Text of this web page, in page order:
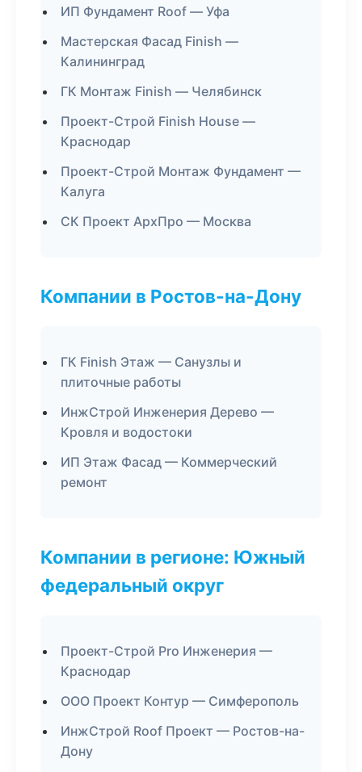
ИП Фундамент Roof — Уфа
Мастерская Фасад Finish —
Калининград
ГК Монтаж Finish — Челябинск
Проект-Строй Finish House —
Краснодар
Проект-Строй Монтаж Фундамент —
Калуга
СК Проект АрхПро — Москва
Компании в Ростов-на-Дону
ГК Finish Этаж — Санузлы и
плиточные работы
ИнжСтрой Инженерия Дерево —
Кровля и водостоки
ИП Этаж Фасад — Коммерческий
ремонт
Компании в регионе: Южный
федеральный округ
Проект-Строй Pro Инженерия —
Краснодар
ООО Проект Контур — Симферополь
ИнжСтрой Roof Проект — Ростов-на-
Дону